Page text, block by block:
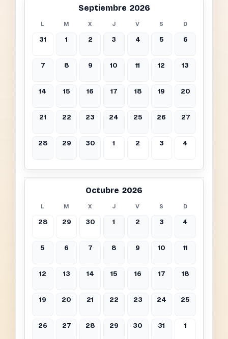
Septiembre 2026
L M X J V S D
31 1 2 3 4 5 6
7 8 9 10 11 12 13
14 15 16 17 18 19 20
21 22 23 24 25 26 27
28 29 30 1 2 3 4
Octubre 2026
L M X J V S D
28 29 30 1 2 3 4
5 6 7 8 9 10 11
12 13 14 15 16 17 18
19 20 21 22 23 24 25
26 27 28 29 30 31 1